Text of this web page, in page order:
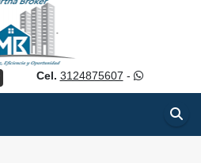
Cel. 3124875607 -